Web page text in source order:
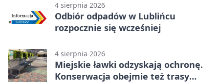
4 sierpnia 2026
Odbiór odpadów w Lublińcu
rozpocznie się wcześniej
4 sierpnia 2026
Miejskie ławki odzyskają ochronę.
Konserwacja obejmie też trasy